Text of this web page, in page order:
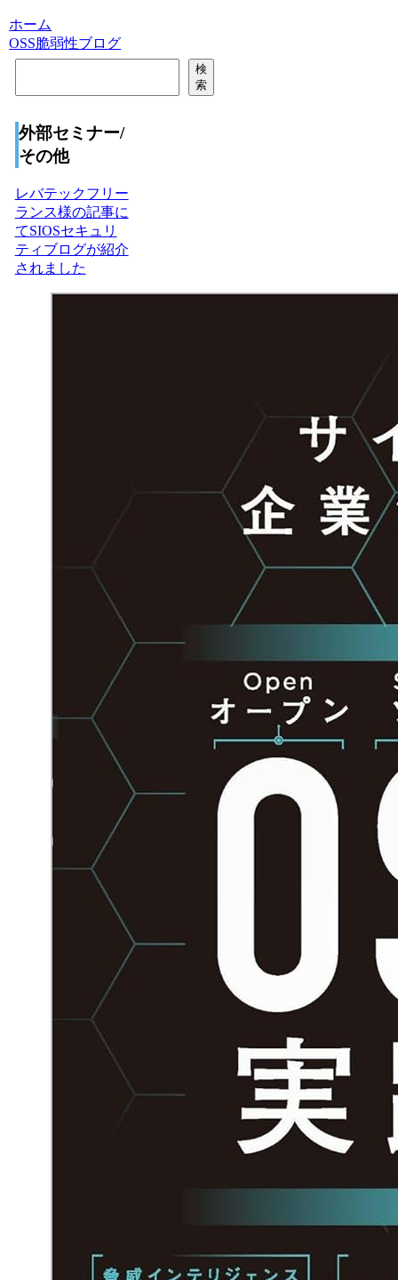
ホーム
OSS脆弱性ブログ
検
索
外部セミナー/
その他
レバテックフリー
ランス様の記事に
てSIOSセキュリ
ティブログが紹介
されました